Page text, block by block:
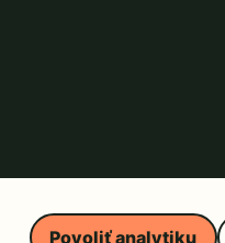
Povoliť analytiku